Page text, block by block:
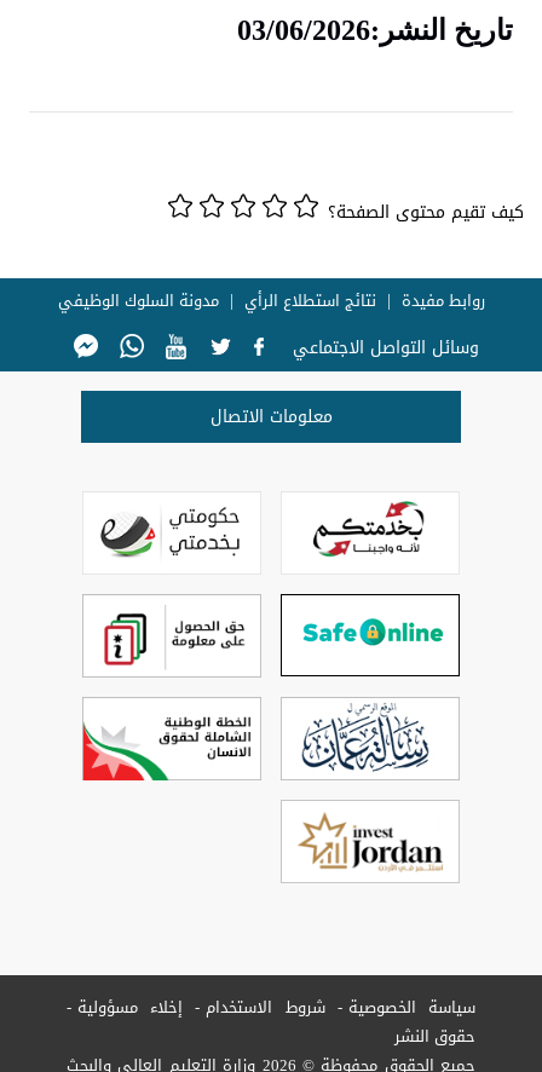
تاريخ النشر:03/06/2026
كيف تقيم محتوى الصفحة؟
روابط مفيدة نتائج استطلاع الرأي مدونة السلوك الوظيفي
وسائل التواصل الاجتماعي
معلومات الاتصال
سياسة الخصوصية شروط الاستخدام
إخلاء مسؤولية
حقوق النشر
جميع الحقوق محفوظة © 2026 وزارة التعليم العالي والبحث